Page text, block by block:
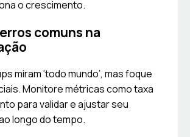
o crescimento.
comuns na
miram ‘todo mundo’, mas foque
Monitore métricas como taxa
para validar e ajustar seu
longo do tempo.